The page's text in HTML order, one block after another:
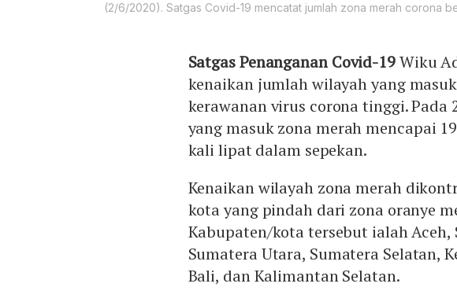
(2/6/2020). Satgas Covid-19 mencatat jumlah zona merah corona
Satgas Penanganan Covid-19Wiku
kenaikan jumlah wilayah yang
kerawanan virus corona tinggi.
yang masuk zona merah mencapai
kali lipat dalam sepekan.
Kenaikan wilayah zona merah
kota yang pindah dari zona oranye
Kabupaten/kota tersebut ialah Aceh,
Sumatera Utara, Sumatera Selatan,
Bali, dan Kalimantan Selatan.